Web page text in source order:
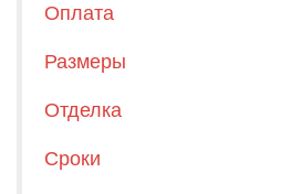
Оплата
Размеры
Отделка
Сроки